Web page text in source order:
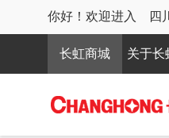
你好！欢迎进入 四
长虹商城 关于长